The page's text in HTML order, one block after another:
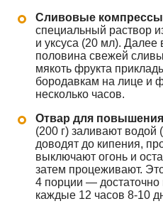
Сливовые компрессы
специальный раствор
и уксуса (20 мл). Далее
половина свежей
мякоть фрукта
бородавкам на лице и
несколько часов.
Отвар для
(200 г) заливают водой
доводят до кипения,
выключают огонь и
затем процеживают.
4 порции —
каждые 12 часов 8-10